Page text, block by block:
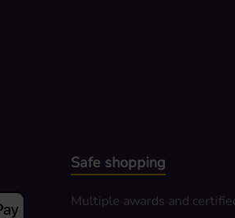
Safe shopping
Multiple awards and